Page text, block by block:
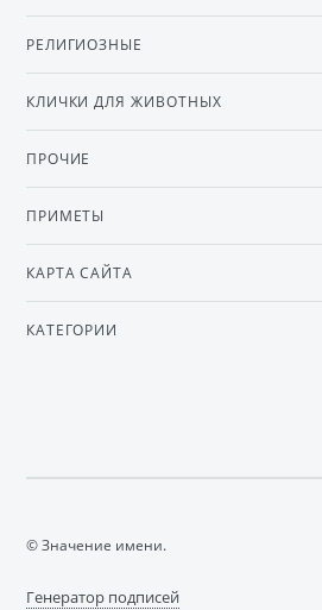
РЕЛИГИОЗНЫЕ
КЛИЧКИ ДЛЯ ЖИВОТНЫХ
ПРОЧИЕ
ПРИМЕТЫ
КАРТА САЙТА
КАТЕГОРИИ
© Значение имени.
Генератор подписей